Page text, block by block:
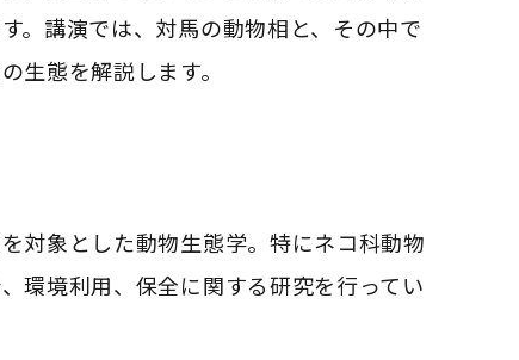
。講演では、対馬の動物相と、その中で
生態を解説します。
対象とした動物生態学。特にネコ科動物
環境利用、保全に関する研究を行ってい